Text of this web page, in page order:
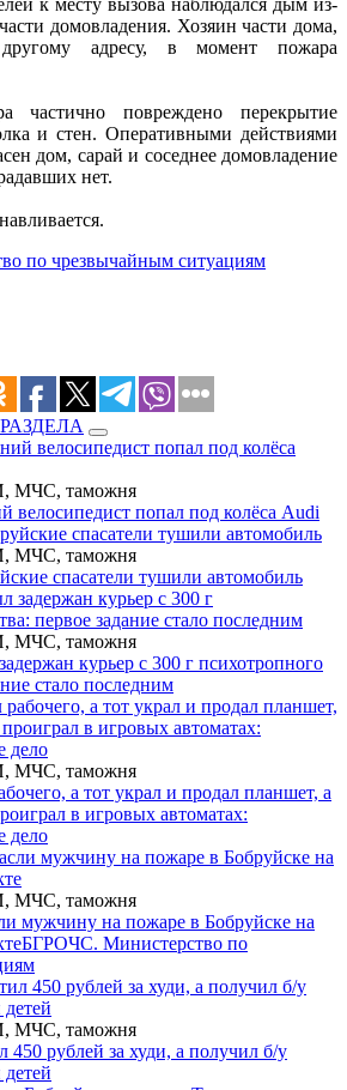
к месту вызова наблюдался дым из-
домовладения. Хозяин части дома,
адресу, в момент пожара
частично повреждено перекрытие
и стен. Оперативными действиями
дом, сарай и соседнее домовладение
нет.
по чрезвычайным ситуациям
МЧС, таможня
велосипедист попал под колёса Audi
МЧС, таможня
спасатели тушили автомобиль
МЧС, таможня
курьер с 300 г психотропного
стало последним
МЧС, таможня
а тот украл и продал планшет, а
в игровых автоматах:
дело
МЧС, таможня
мужчину на пожаре в Бобруйске на
БГРОЧС. Министерство по
МЧС, таможня
450 рублей за худи, а получил б/у